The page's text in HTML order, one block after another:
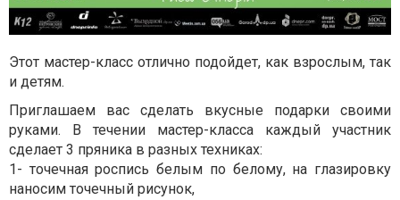
Этот мастер-класс отлично подойдет, как взрослым, так
и детям.
Приглашаем вас сделать вкусные подарки своими
руками. В течении мастер-класса каждый участник
сделает 3 пряника в разных техниках:
1- точечная роспись белым по белому, на глазировку
наносим точечный рисунок,